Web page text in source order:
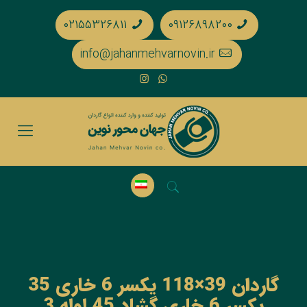
۰۹۱۲۶۸۹۸۲۰۰
۰۲۱۵۵۳۲۶۸۱۱
info@jahanmehvarnovin.ir
گاردان 39×118 یکسر 6 خاری 35